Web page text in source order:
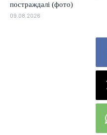
постраждалі (фото)
09.08.2026